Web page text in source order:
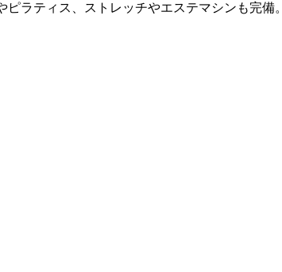
ラティス、ストレッチやエステマシンも完備。